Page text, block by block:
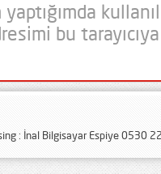
bu
: İnal Bilgisayar Espiye 0530